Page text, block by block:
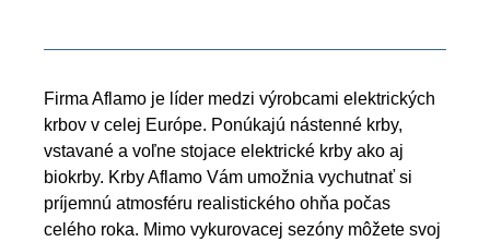
Firma Aflamo je líder medzi výrobcami elektrických
krbov v celej Európe. Ponúkajú nástenné krby,
vstavané a voľne stojace elektrické krby ako aj
biokrby. Krby Aflamo Vám umožnia vychutnať si
príjemnú atmosféru realistického ohňa počas
celého roka. Mimo vykurovacej sezóny môžete svoj